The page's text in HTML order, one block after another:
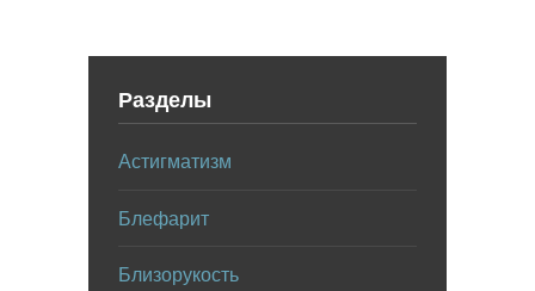
Разделы
Астигматизм
Блефарит
Близорукость